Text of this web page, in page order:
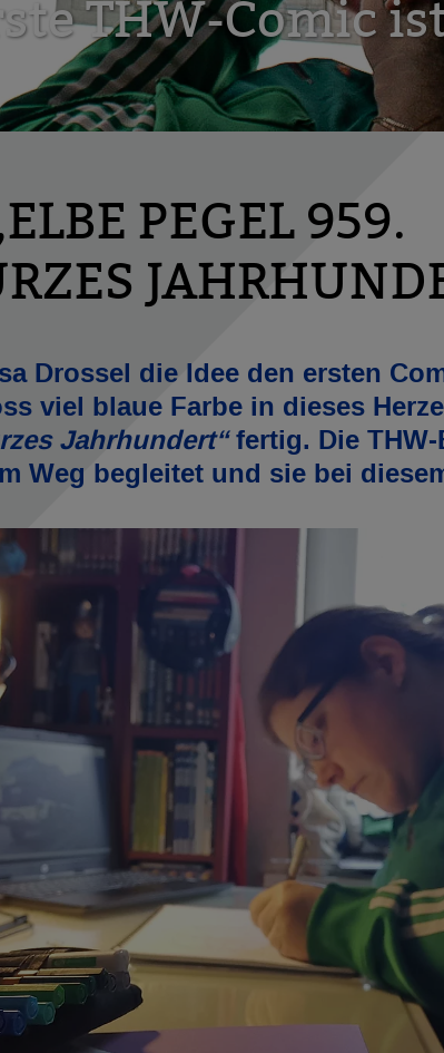
THW-Comic
PEGEL 959.
Drossel die Idee den ersten
viel blaue Farbe in dieses
Jahrhundert“fertig. Die
Weg begleitet und sie bei